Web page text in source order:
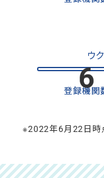
ウ
6
登録機関
※2022年6月22日時